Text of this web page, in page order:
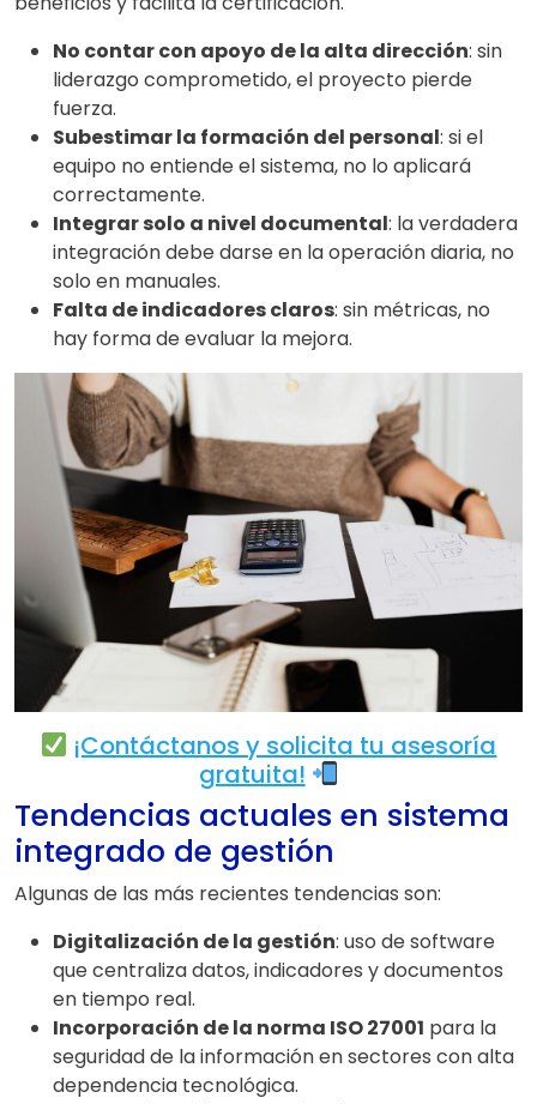
No contar con apoyo de la alta dirección: sin
liderazgo comprometido, el proyecto pierde
fuerza.
Subestimar la formación del personal: si el
equipo no entiende el sistema, no lo aplicará
correctamente.
Integrar solo a nivel documental: la verdadera
integración debe darse en la operación diaria, no
solo en manuales.
Falta de indicadores claros: sin métricas, no
hay forma de evaluar la mejora.
¡Contáctanos y solicita tu asesoría
gratuita!
Tendencias actuales en sistema
integrado de gestión
Algunas de las más recientes tendencias son:
Digitalización de la gestión: uso de software
que centraliza datos, indicadores y documentos
en tiempo real.
Incorporación de la norma ISO 27001 para la
seguridad de la información en sectores con alta
dependencia tecnológica.